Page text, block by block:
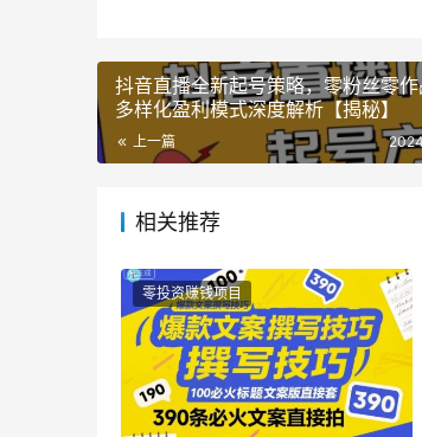
抖音直播全新起号策略，零粉丝零作
多样化盈利模式深度解析【揭秘】
上一篇
相关推荐
零投资赚钱项目